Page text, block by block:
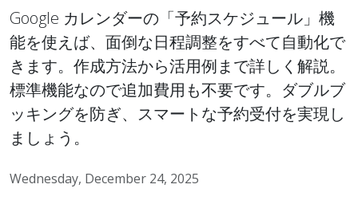
Google カレンダーの「予約スケジュール」機
能を使えば、面倒な日程調整をすべて自動化で
きます。作成方法から活用例まで詳しく解説。
標準機能なので追加費用も不要です。ダブルブ
ッキングを防ぎ、スマートな予約受付を実現し
ましょう。
Wednesday, December 24, 2025